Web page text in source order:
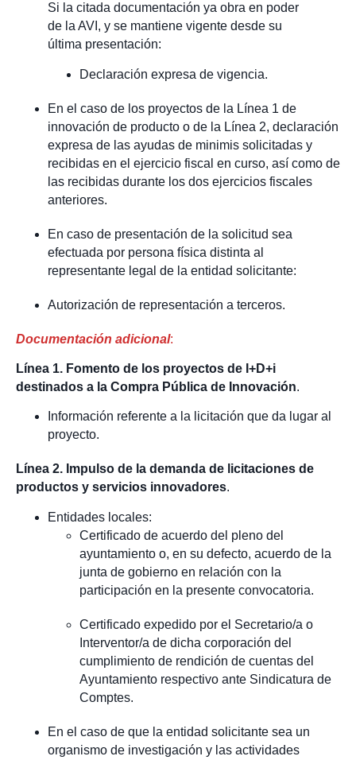
Si la citada documentación ya obra en poder
de la AVI, y se mantiene vigente desde su
última presentación:
Declaración expresa de vigencia.
En el caso de los proyectos de la Línea 1 de
innovación de producto o de la Línea 2, declaración
expresa de las ayudas de minimis solicitadas y
recibidas en el ejercicio fiscal en curso, así como de
las recibidas durante los dos ejercicios fiscales
anteriores.
En caso de presentación de la solicitud sea
efectuada por persona física distinta al
representante legal de la entidad solicitante:
Autorización de representación a terceros.
Documentación adicional:
Línea 1. Fomento de los proyectos de I+D+i
destinados a la Compra Pública de Innovación.
Información referente a la licitación que da lugar al
proyecto.
Línea 2. Impulso de la demanda de licitaciones de
productos y servicios innovadores.
Entidades locales:
Certificado de acuerdo del pleno del
ayuntamiento o, en su defecto, acuerdo de la
junta de gobierno en relación con la
participación en la presente convocatoria.
Certificado expedido por el Secretario/a o
Interventor/a de dicha corporación del
cumplimiento de rendición de cuentas del
Ayuntamiento respectivo ante Sindicatura de
Comptes.
En el caso de que la entidad solicitante sea un
organismo de investigación y las actividades